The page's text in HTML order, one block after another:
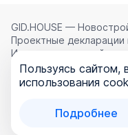
GID.HOUSE —
Проектные
Использование сайта
соглашением ,
Политикой обработки
ООО
Пользуясь сайтом,
использования
Подробнее